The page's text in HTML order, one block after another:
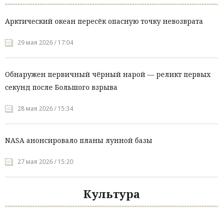
Арктический океан пересёк опасную точку невозврата
29 мая 2026 / 17:04
Обнаружен первичный чёрный нарой — реликт первых
секунд после Большого взрыва
28 мая 2026 / 15:34
NASA анонсировало планы лунной базы
27 мая 2026 / 15:20
Культура